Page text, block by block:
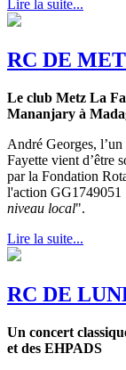
Lire la suite...
RC DE
Le club Metz La
Mananjary à
André Georges,
Fayette vient d’être
par la Fondation
l'action GG1749051
niveau local".
Lire la suite...
RC DE
Un concert
et des EHPADS